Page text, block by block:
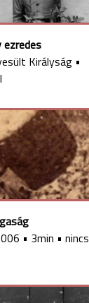
Királyság •
• 3min • nincs